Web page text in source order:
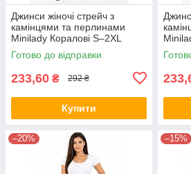
Джинси жіночі стрейч з
камінцями та перлинами
Minilady Коралові S–2XL
Готово до відправки
233,60 ₴ 292 ₴
Купити
–20% –15%